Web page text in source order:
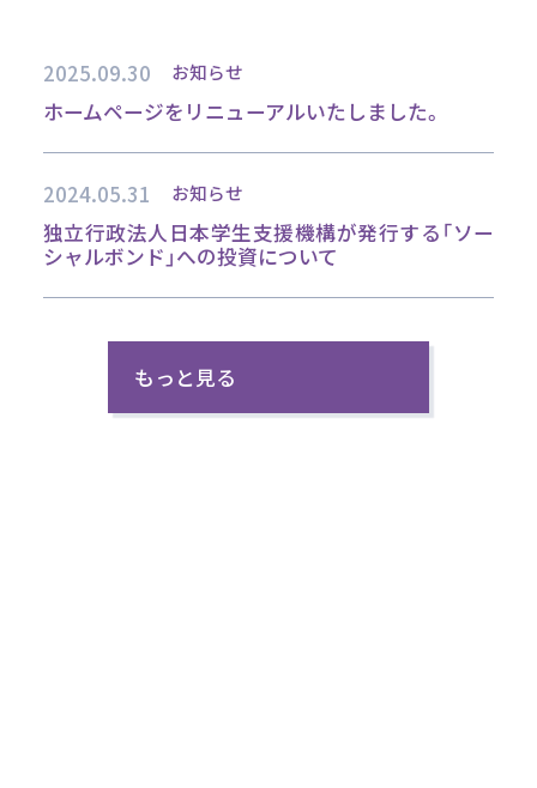
2025.09.30 お知らせ
ホームページをリニューアルいたしました。
2024.05.31 お知らせ
独立行政法人日本学生支援機構が発行する「ソー
シャルボンド」への投資について
もっと見る